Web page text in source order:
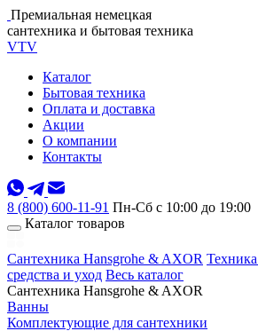
Премиальная немецкая
сантехника и бытовая техника
VTV
Каталог
Бытовая техника
Оплата и доставка
Акции
О компании
Контакты
8 (800) 600-11-91 Пн-Сб с 10:00 до 19:00
Каталог товаров
Сантехника Hansgrohe & AXOR
средства и уход Весь каталог
Сантехника Hansgrohe & AXOR
Ванны
Комплектующие для сантехники